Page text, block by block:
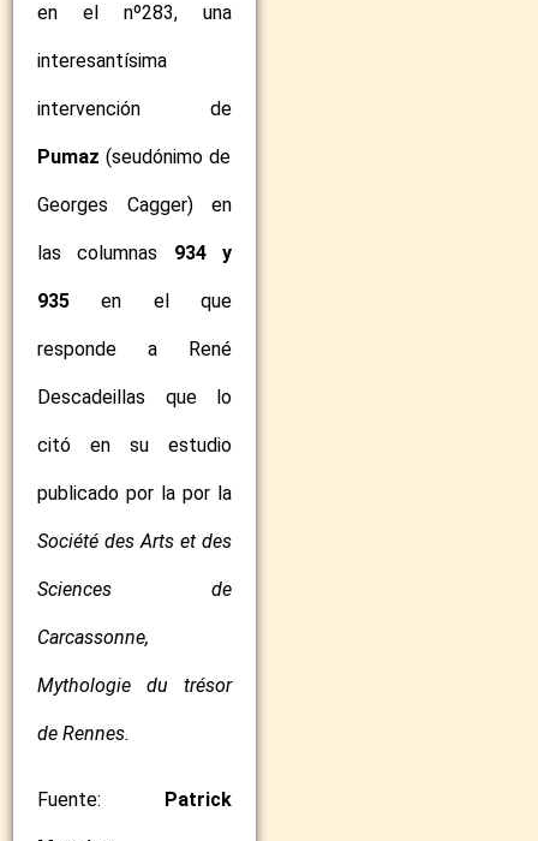
en el nº283, una
interesantísima
intervención de
Pumaz (seudónimo de
Georges Cagger) en
lascolumnas 934 y
935 en el que
responde a René
Descadeillas que lo
citó en su estudio
publicado por la por la
Société des Arts et des
Sciences de
Carcassonne,
Mythologie du trésor
de Rennes.
Fuente: Patrick